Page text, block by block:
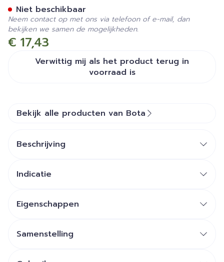
€ 17,43
Verwittig mij als het product terug in
voorraad is
Niet beschikbaar
Neem contact op met ons via telefoon of e-mail, dan
bekijken we samen de mogelijkheden.
Bekijk alle producten van Bota
Beschrijving
Indicatie
Eigenschappen
Perfecte pasvorm dankzij fijne lycra
Klassieke kous of gedeeltelijk spons
Samenstelling